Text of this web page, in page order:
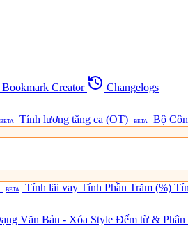
Bookmark Creator
Changelogs
BETA Tính lương tăng ca (OT) BETA Bộ
BETA Tính lãi vay Tính Phần Trăm (%)
Văn Bản - Xóa Style Đếm từ & Phân